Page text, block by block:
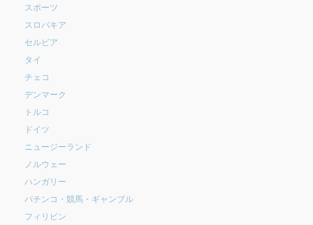
スポーツ
スロバキア
セルビア
タイ
チェコ
デンマーク
トルコ
ドイツ
ニュージーランド
ノルウェー
ハンガリー
パチンコ・競馬・ギャンブル
フィリピン